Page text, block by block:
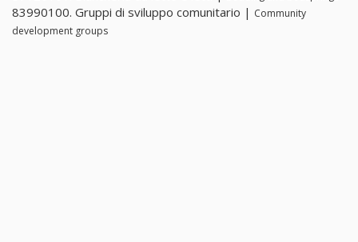
83990100. Gruppi di sviluppo comunitario | Community
development groups